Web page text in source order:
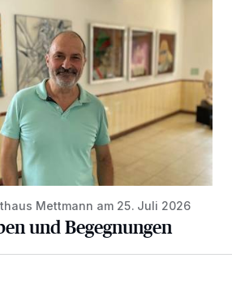
Mettmann am 25. Juli 2026
und Begegnungen
entsteht